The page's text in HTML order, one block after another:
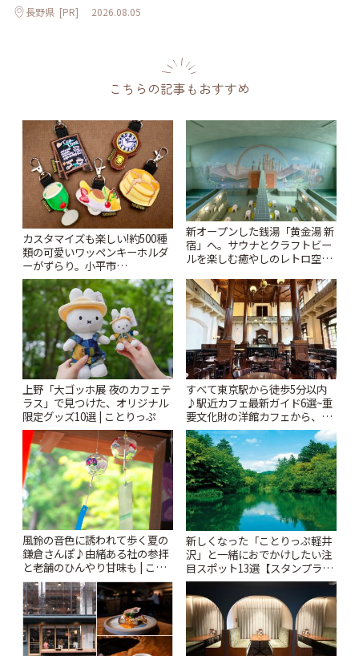
長野県 [PR] 2026.08.05
こちらの記事もおすすめ
カスタマイズも楽しい!約500種
類の可愛いワッペンキーホルダ
ーがずらり。小平市
「Kimamaya T&K」 | ことりっ
ぷ
新オープンした銭湯「黄金湯 新
宿」へ。サウナとクラフトビー
ルを楽しむ癒やしのレトロ空間
上野「大ゴッホ展 夜のカフェテ
ラス」で見つけた、オリジナル
限定グッズ10選 | ことりっぷ
すべて東京駅から徒歩5分以内
♪駅近カフェ最新ガイド6選~重
要文化財の洋館カフェから、改
札すぐのレトロ喫茶まで~ | こと
りっぷ
風鈴の音色に誘われて歩く夏の
鎌倉さんぽ♪由緒ある社の参拝
と老舗のひんやり甘味も | こと
りっぷ
新しくなった「ことりっぷ軽井
沢」と一緒におでかけしたい注
目スポット13選【スタンプラリ
ー開催中】 | ことりっぷ